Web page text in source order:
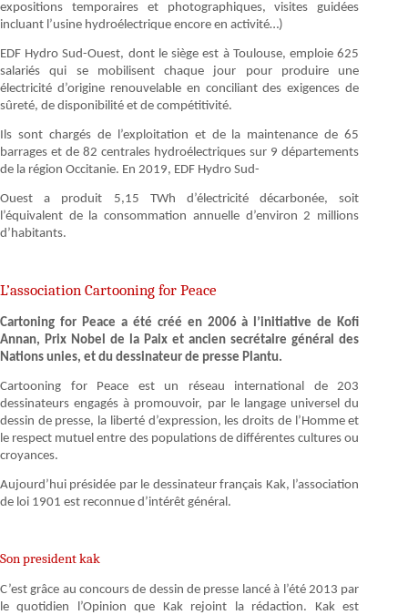
expositions temporaires et photographiques, visites guidées
incluant l’usine hydroélectrique encore en activité…)
EDF Hydro Sud-Ouest, dont le siège est à Toulouse, emploie 625
salariés qui se mobilisent chaque jour pour produire une
électricité d’origine renouvelable en conciliant des exigences de
sûreté, de disponibilité et de compétitivité.
Ils sont chargés de l’exploitation et de la maintenance de 65
barrages et de 82 centrales hydroélectriques sur 9 départements
de la région Occitanie. En 2019, EDF Hydro Sud-
Ouest a produit 5,15 TWh d’électricité décarbonée, soit
l’équivalent de la consommation annuelle d’environ 2 millions
d’habitants.
L’association Cartooning for Peace
Cartoning for Peace a été créé en 2006 à l’initiative de Kofi
Annan, Prix Nobel de la Paix et ancien secrétaire général des
Nations unies, et du dessinateur de presse Plantu.
Cartooning for Peace est un réseau international de 203
dessinateurs engagés à promouvoir, par le langage universel du
dessin de presse, la liberté d’expression, les droits de l’Homme et
le respect mutuel entre des populations de différentes cultures ou
croyances.
Aujourd’hui présidée par le dessinateur français Kak, l’association
de loi 1901 est reconnue d’intérêt général.
Son president kak
C’est grâce au concours de dessin de presse lancé à l’été 2013 par
le quotidien l’Opinion que Kak rejoint la rédaction. Kak est